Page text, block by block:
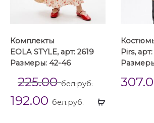
Выбрать
Комплекты
EOLA STYLE, арт: 2619
Размеры: 42-46
225.00бел.руб.
192.00 бел.руб.
Pirs,